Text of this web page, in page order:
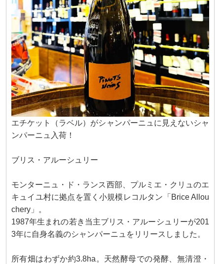
エチケット（ラベル）がシャンパーニュに見えないシャ
ンパーニュ入荷！
ブリス・アルーシュリー
モンターニュ・ド・ランス西部、プルミエ・クリュのエ
キュイユ村に拠点を置く小規模レコルタン「Brice Allou
chery」。
1987年生まれの若き当主ブリス・アルーシュリーが201
3年に自身名義のシャンパーニュをリリースしました。
所有畑はわずか約3.8ha。天然酵母での発酵、無清澄・